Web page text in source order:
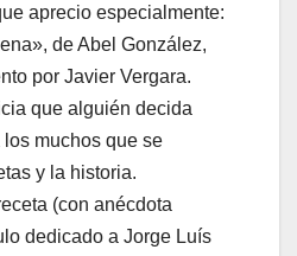
aprecio especialmente:
de Abel González,
por Javier Vergara.
que alguién decida
muchos que se
y la historia.
(con anécdota
dedicado a Jorge Luís